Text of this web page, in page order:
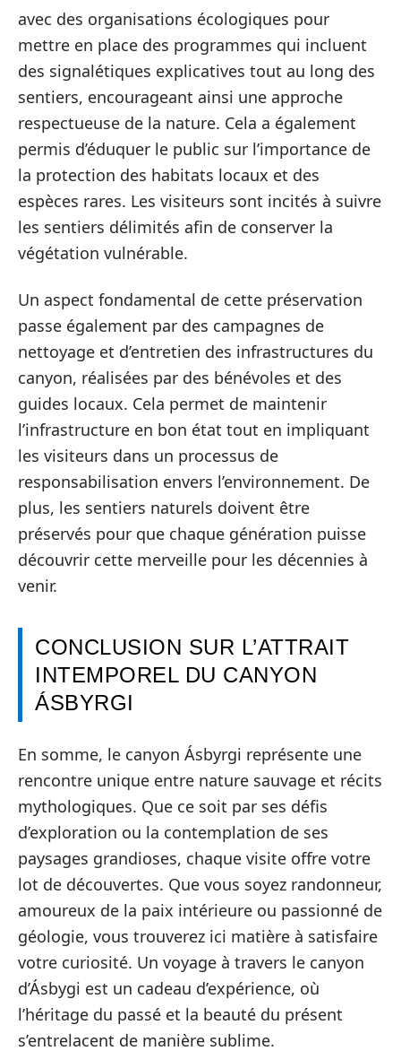
avec des organisations écologiques pour
mettre en place des programmes qui incluent
des signalétiques explicatives tout au long des
sentiers, encourageant ainsi une approche
respectueuse de la nature. Cela a également
permis d’éduquer le public sur l’importance de
la protection des habitats locaux et des
espèces rares. Les visiteurs sont incités à suivre
les sentiers délimités afin de conserver la
végétation vulnérable.
Un aspect fondamental de cette préservation
passe également par des campagnes de
nettoyage et d’entretien des infrastructures du
canyon, réalisées par des bénévoles et des
guides locaux. Cela permet de maintenir
l’infrastructure en bon état tout en impliquant
les visiteurs dans un processus de
responsabilisation envers l’environnement. De
plus, les sentiers naturels doivent être
préservés pour que chaque génération puisse
découvrir cette merveille pour les décennies à
venir.
CONCLUSION SUR L’ATTRAIT
INTEMPOREL DU CANYON
ÁSBYRGI
En somme, le canyon Ásbyrgi représente une
rencontre unique entre nature sauvage et récits
mythologiques. Que ce soit par ses défis
d’exploration ou la contemplation de ses
paysages grandioses, chaque visite offre votre
lot de découvertes. Que vous soyez randonneur,
amoureux de la paix intérieure ou passionné de
géologie, vous trouverez ici matière à satisfaire
votre curiosité. Un voyage à travers le canyon
d’Ásbygi est un cadeau d’expérience, où
l’héritage du passé et la beauté du présent
s’entrelacent de manière sublime.